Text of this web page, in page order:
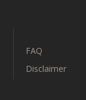
FAQ
Disclaimer